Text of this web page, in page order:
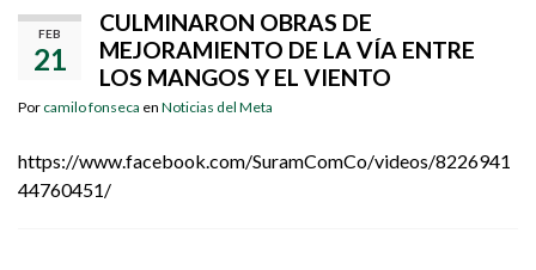
FEB
21
CULMINARON OBRAS DE
MEJORAMIENTO DE LA VÍA ENTRE
LOS MANGOS Y EL VIENTO
Por camilo fonseca en Noticias del Meta
https://www.facebook.com/SuramComCo/videos/8226941
44760451/